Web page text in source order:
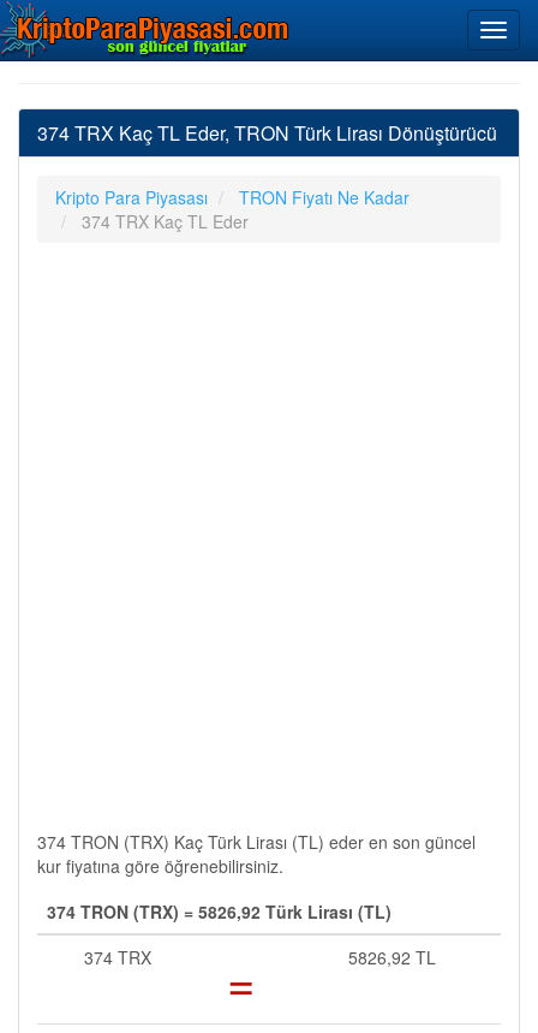
374 TRX Kaç TL Eder, TRON Türk Lirası Dönüştürücü
Kripto Para Piyasası
TRON Fiyatı Ne Kadar
374 TRX Kaç TL Eder
374 TRON (TRX) Kaç Türk Lirası (TL) eder en son güncel
kur fiyatına göre öğrenebilirsiniz.
374 TRON (TRX) = 5826,92 Türk Lirası (TL)
374 TRX
= 5826,92 TL